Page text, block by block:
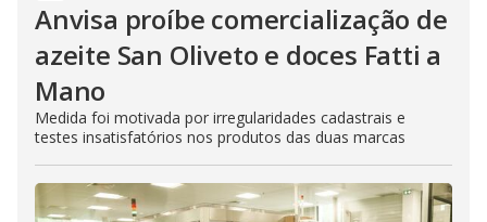
Anvisa proíbe comercialização de
azeite San Oliveto e doces Fatti a
Mano
Medida foi motivada por irregularidades cadastrais e
testes insatisfatórios nos produtos das duas marcas